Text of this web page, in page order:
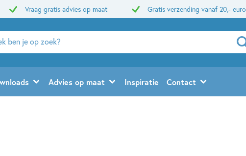
Vraag gratis advies op maat Gratis verzending vanaf 20,- euro
Advies op maat Inspiratie Contact